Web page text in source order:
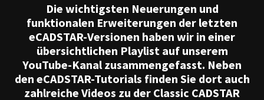
Die wichtigsten Neuerungen und
funktionalen Erweiterungen der letzten
eCADSTAR-Versionen haben wir in einer
übersichtlichen Playlist auf unserem
YouTube-Kanal zusammengefasst. Neben
den eCADSTAR-Tutorials finden Sie dort auch
zahlreiche Videos zu der Classic CADSTAR